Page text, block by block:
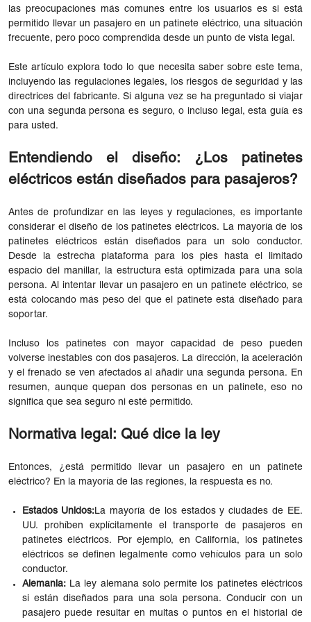
las preocupaciones más comunes entre los usuarios es si está
permitido llevar un pasajero en un patinete eléctrico, una situación
frecuente, pero poco comprendida desde un punto de vista legal.
Este artículo explora todo lo que necesita saber sobre este tema,
incluyendo las regulaciones legales, los riesgos de seguridad y las
directrices del fabricante. Si alguna vez se ha preguntado si viajar
con una segunda persona es seguro, o incluso legal, esta guía es
para usted.
Entendiendo el diseño: ¿Los patinetes
eléctricos están diseñados para pasajeros?
Antes de profundizar en las leyes y regulaciones, es importante
considerar el diseño de los patinetes eléctricos. La mayoría de los
patinetes eléctricos están diseñados para un solo conductor.
Desde la estrecha plataforma para los pies hasta el limitado
espacio del manillar, la estructura está optimizada para una sola
persona. Al intentar llevar un pasajero en un patinete eléctrico, se
está colocando más peso del que el patinete está diseñado para
soportar.
Incluso los patinetes con mayor capacidad de peso pueden
volverse inestables con dos pasajeros. La dirección, la aceleración
y el frenado se ven afectados al añadir una segunda persona. En
resumen, aunque quepan dos personas en un patinete, eso no
significa que sea seguro ni esté permitido.
Normativa legal: Qué dice la ley
Entonces, ¿está permitido llevar un pasajero en un patinete
eléctrico? En la mayoría de las regiones, la respuesta es no.
Estados Unidos:La mayoría de los estados y ciudades de EE.
UU. prohíben explícitamente el transporte de pasajeros en
patinetes eléctricos. Por ejemplo, en California, los patinetes
eléctricos se definen legalmente como vehículos para un solo
conductor.
Alemania: La ley alemana solo permite los patinetes eléctricos
si están diseñados para una sola persona. Conducir con un
pasajero puede resultar en multas o puntos en el historial de